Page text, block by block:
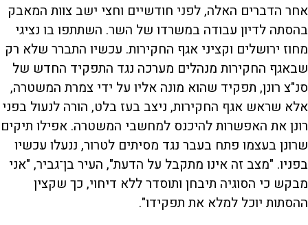
אחר הדברים האלה, לפני חודשיים וחצי ישב צוות המאבק
בהסתה לדיון עבודה במשרדו של השר. השתתפו בו נציגי
מחוז ירושלים וקציני אגף החקירות. עכשיו התברר שלא רק
שבאגף החקירות מנהלים מערכה נגד התפקיד החדש של
סנ"צ רונן, תפקיד שהוא מונה אליו על ידי צמרת המשטרה,
אלא שראש אגף החקירות, ניצב בעז בלט, הורה לנעול בפני
רונן את האפשרות להיכנס למחשבי המשטרה. אפילו תיקים
שרונן בעצמו פתח בעבר נגד מסיתים לטרור, ננעלו עכשיו
בפניו. "מצב זה אינו מתקבל על הדעת", העיר בן־גביר, "אני
מבקש כי הסוגיה תיבחן ותוסדר ללא דיחוי, כך שקצין
ההסתות יוכל למלא את תפקידו".